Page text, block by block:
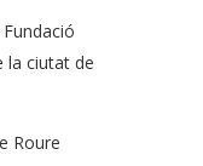
la ciutat de
Roure